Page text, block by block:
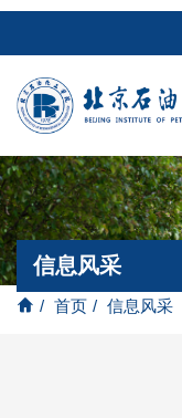
/ 首页 / 信息风采
信息风采